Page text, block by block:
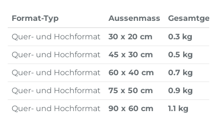
Format-Typ Aussenmass
Quer- und Hochformat
30 x 20 cm
0.3 kg
Quer- und Hochformat
45 x 30 cm
0.5 kg
Quer- und Hochformat
60 x 40 cm
0.7 kg
Quer- und Hochformat
75 x 50 cm
0.9 kg
Quer- und Hochformat
90 x 60 cm
1.1 kg